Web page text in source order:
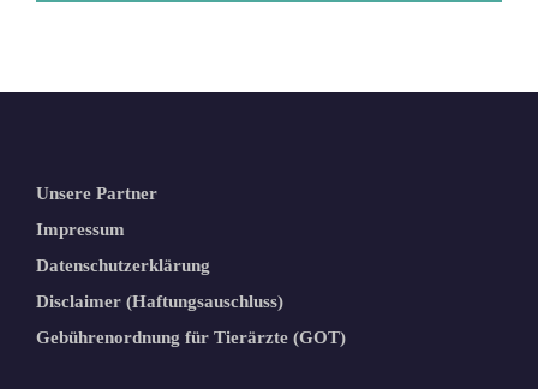
Unsere Partner
Impressum
Datenschutzerklärung
Disclaimer (Haftungsauschluss)
Gebührenordnung für Tierärzte (GOT)